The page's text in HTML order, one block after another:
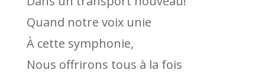
Quand notre voix unie
À cette symphonie,
Nous offrirons tous à la fois